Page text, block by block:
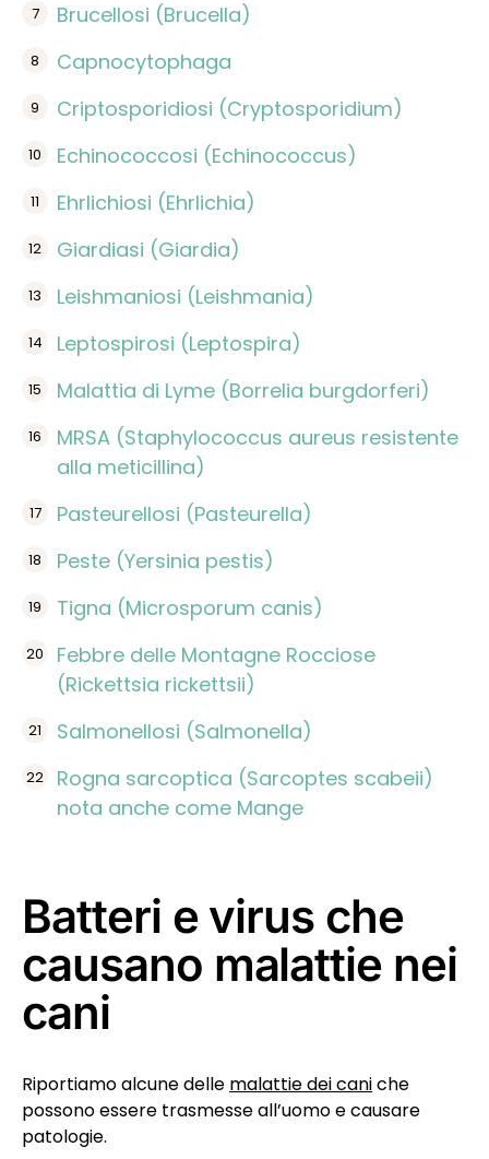
Brucellosi (Brucella)
Capnocytophaga
Criptosporidiosi (Cryptosporidium)
Echinococcosi (Echinococcus)
Ehrlichiosi (Ehrlichia)
Giardiasi (Giardia)
Leishmaniosi (Leishmania)
Leptospirosi (Leptospira)
Malattia di Lyme (Borrelia burgdorferi)
MRSA (Staphylococcus aureus resistente
alla meticillina)
Pasteurellosi (Pasteurella)
Peste (Yersinia pestis)
Tigna (Microsporum canis)
Febbre delle Montagne Rocciose
(Rickettsia rickettsii)
Salmonellosi (Salmonella)
Rogna sarcoptica (Sarcoptes scabeii)
nota anche come Mange
Batteri e virus che
causano malattie nei
cani
Riportiamo alcune delle malattie dei caniche
possono essere trasmesse all’uomo e causare
patologie.